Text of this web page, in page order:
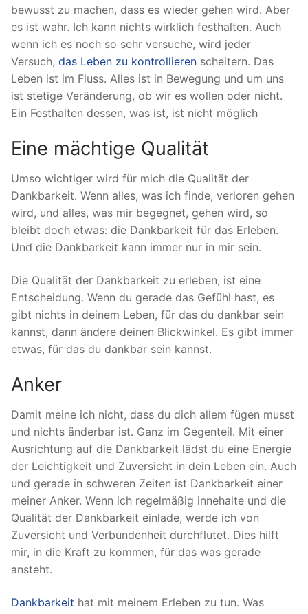
bewusst zu machen, dass es wieder gehen wird. Aber
es ist wahr. Ich kann nichts wirklich festhalten. Auch
wenn ich es noch so sehr versuche, wird jeder
Versuch, das Leben zu kontrollieren scheitern. Das
Leben ist im Fluss. Alles ist in Bewegung und um uns
ist stetige Veränderung, ob wir es wollen oder nicht.
Ein Festhalten dessen, was ist, ist nicht möglich
Eine mächtige Qualität
Umso wichtiger wird für mich die Qualität der
Dankbarkeit. Wenn alles, was ich finde, verloren gehen
wird, und alles, was mir begegnet, gehen wird, so
bleibt doch etwas: die Dankbarkeit für das Erleben.
Und die Dankbarkeit kann immer nur in mir sein.
Die Qualität der Dankbarkeit zu erleben, ist eine
Entscheidung. Wenn du gerade das Gefühl hast, es
gibt nichts in deinem Leben, für das du dankbar sein
kannst, dann ändere deinen Blickwinkel. Es gibt immer
etwas, für das du dankbar sein kannst.
Anker
Damit meine ich nicht, dass du dich allem fügen musst
und nichts änderbar ist. Ganz im Gegenteil. Mit einer
Ausrichtung auf die Dankbarkeit lädst du eine Energie
der Leichtigkeit und Zuversicht in dein Leben ein. Auch
und gerade in schweren Zeiten ist Dankbarkeit einer
meiner Anker. Wenn ich regelmäßig innehalte und die
Qualität der Dankbarkeit einlade, werde ich von
Zuversicht und Verbundenheit durchflutet. Dies hilft
mir, in die Kraft zu kommen, für das was gerade
ansteht.
Dankbarkeit hat mit meinem Erleben zu tun. Was